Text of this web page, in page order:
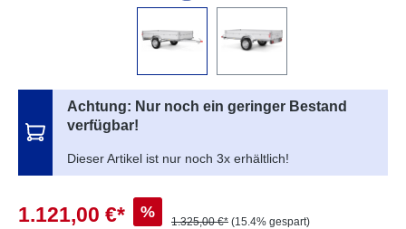
Achtung: Nur noch ein geringer Bestand
verfügbar!
Dieser Artikel ist nur noch 3x erhältlich!
1.121,00 €* %
1.325,00 €* (15.4% gespart)